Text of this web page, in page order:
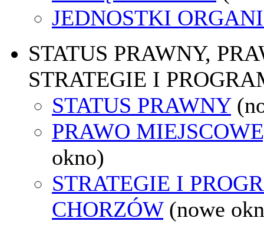
JEDNOSTKI
STATUS PRAWNY,
STRATEGIE I
STATUS PRAWNY
PRAWO
okno)
STRATEGIE I
CHORZÓW (nowe